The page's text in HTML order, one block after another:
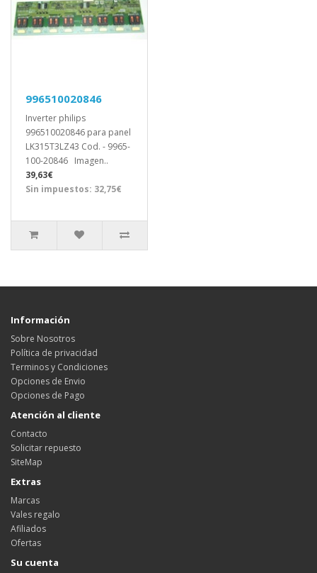
996510020846
Inverter philips
996510020846 para panel
LK315T3LZ43 Cod. - 9965-
100-20846 Imagen..
39,63€
Sin impuestos: 32,75€
Información
Sobre Nosotros
Política de privacidad
Terminos y Condiciones
Opciones de Envio
Opciones de Pago
Atención al cliente
Contacto
Solicitar repuesto
SiteMap
Extras
Marcas
Vales regalo
Afiliados
Ofertas
Su cuenta